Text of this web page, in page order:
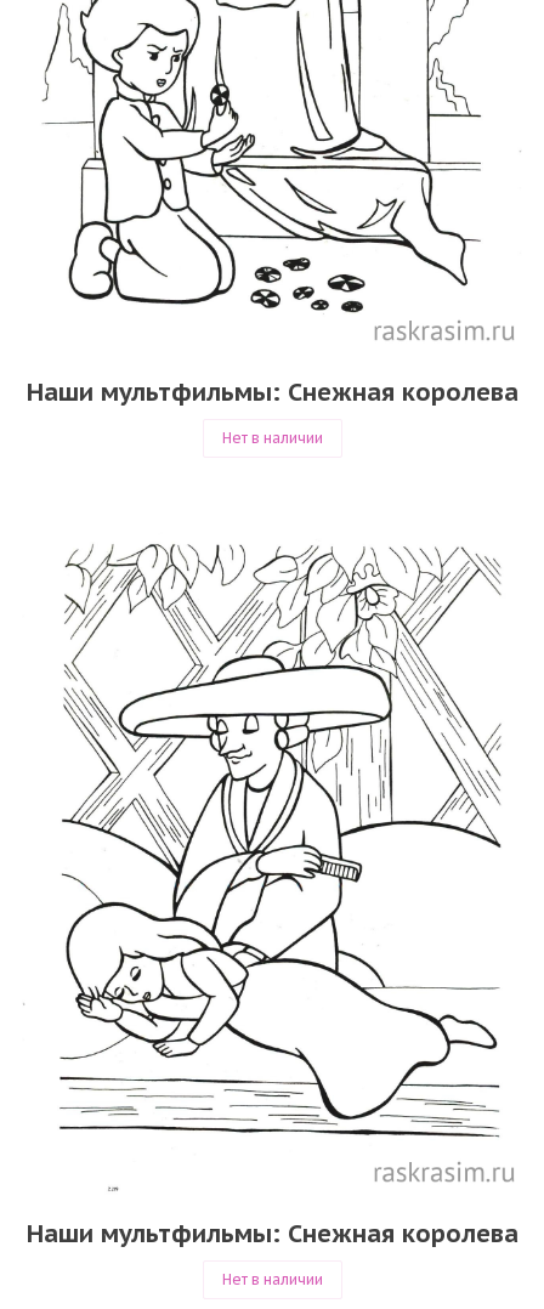
Наши мультфильмы: Снежная королева
Нет в наличии
Наши мультфильмы: Снежная королева
Нет в наличии